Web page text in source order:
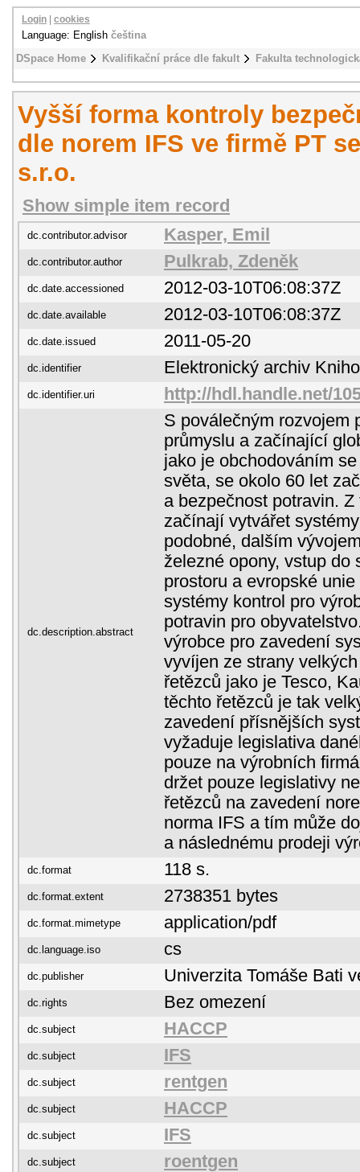
DSpace Home Kvalifikační práce dle fakult Fakulta
Login cookies
Language: English čeština
Vyšší forma kontroly
dle norem IFS ve firmě PT
s.r.o.
Show simple item record
dc.contributor.advisor Kasper, Emil
dc.contributor.author Pulkrab, Zdeněk
dc.date.accessioned 2012-03-10T06:08:37Z
dc.date.available 2012-03-10T06:08:37Z
dc.date.issued 2011-05-20
dc.identifier Elektronický archiv
dc.identifier.uri http://hdl.handle.net/
dc.description.abstract
S poválečným rozvojem
průmyslu a začínající
jako je obchodováním
světa, se okolo 60 let
a bezpečnost potravin.
začínají vytvářet
podobné, dalším
železné opony, vstup do
prostoru a evropské
systémy kontrol pro
potravin pro
výrobce pro zavedení
vyvíjen ze strany
řetězců jako je Tesco,
těchto řetězců je tak
zavedení přísnějších
vyžaduje legislativa
pouze na výrobních
držet pouze legislativy
řetězců na zavedení
norma IFS a tím může
a následnému prodeji
dc.format 118 s.
dc.format.extent 2738351 bytes
dc.format.mimetype application/pdf
dc.language.iso cs
dc.publisher Univerzita Tomáše Bati
dc.rights Bez omezení
dc.subject HACCP
dc.subject IFS
dc.subject rentgen
dc.subject HACCP
dc.subject IFS
dc.subject roentgen